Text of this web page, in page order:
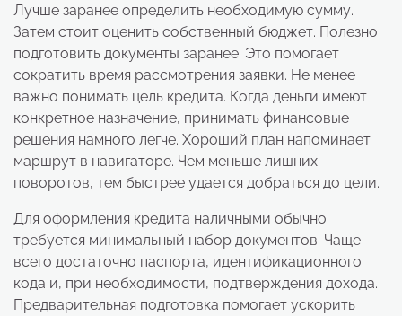
Лучше заранее определить необходимую сумму.
Затем стоит оценить собственный бюджет. Полезно
подготовить документы заранее. Это помогает
сократить время рассмотрения заявки. Не менее
важно понимать цель кредита. Когда деньги имеют
конкретное назначение, принимать финансовые
решения намного легче. Хороший план напоминает
маршрут в навигаторе. Чем меньше лишних
поворотов, тем быстрее удается добраться до цели.
Для оформления кредита наличными обычно
требуется минимальный набор документов. Чаще
всего достаточно паспорта, идентификационного
кода и, при необходимости, подтверждения дохода.
Предварительная подготовка помогает ускорить